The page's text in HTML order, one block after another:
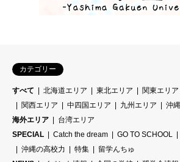
カテゴリー
すべて 北海道エリア 東北エリア 関東エリア
関西エリア
中四国エリア 九州エリア
沖
海外エリア
台湾エリア
SPECIAL
Catch the dream GO TO SCHOOL
沖縄の高校力
特集
留学んちゅ